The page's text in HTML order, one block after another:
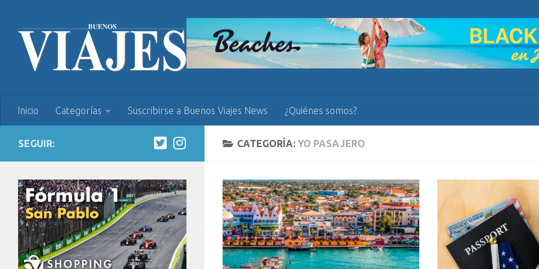
Inicio Categorías Suscribirse a Buenos Viajes News ¿Quiénes somos?
CATEGORÍA: YO PASAJERO
SEGUIR: